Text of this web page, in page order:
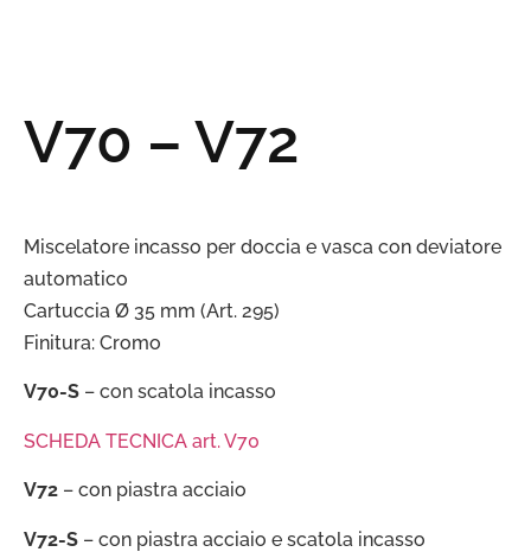
V70 – V72
Miscelatore incasso per doccia e vasca con deviatore
automatico
Cartuccia Ø 35 mm (Art. 295)
Finitura: Cromo
V70-S – con scatola incasso
SCHEDA TECNICA art. V70
V72 – con piastra acciaio
V72-S – con piastra acciaio e scatola incasso